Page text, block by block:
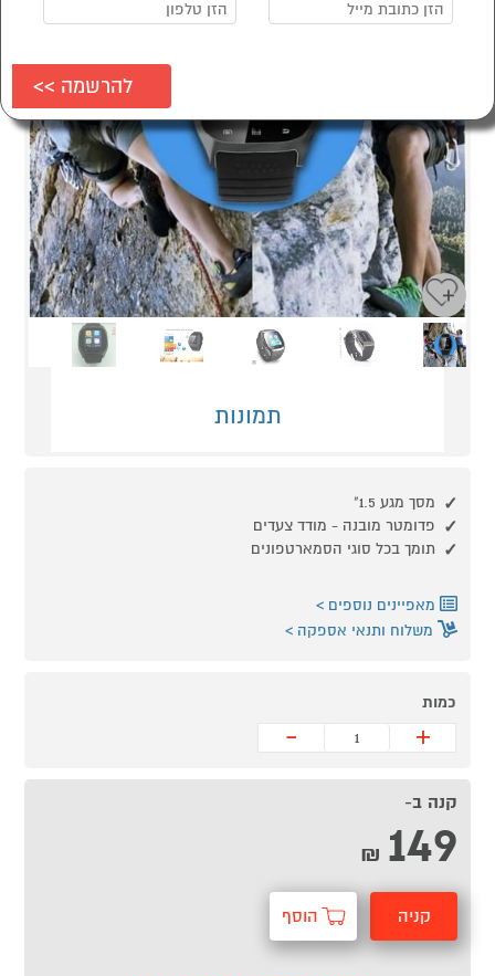
תמונות
מסך מגע 1.5"
פדומטר מובנה - מודד צעדים
תומך בכל סוגי הסמארטפונים
מאפיינים נוספים
משלוח ותנאי אספקה
כמות
+
-
קנה ב-
149
₪
קניה הוסף